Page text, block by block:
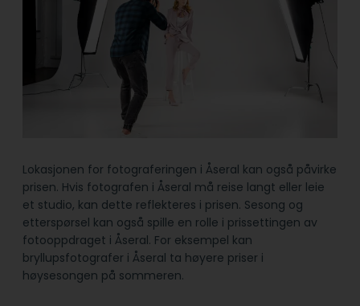
Lokasjonen for fotograferingen i Åseral kan også påvirke
prisen. Hvis fotografen i Åseral må reise langt eller leie
et studio, kan dette reflekteres i prisen. Sesong og
etterspørsel kan også spille en rolle i prissettingen av
fotooppdraget i Åseral. For eksempel kan
bryllupsfotografer i Åseral ta høyere priser i
høysesongen på sommeren.